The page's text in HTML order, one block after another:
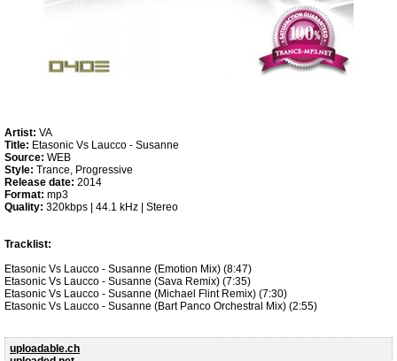
Artist: VA
Title: Etasonic Vs Laucco - Susanne
Source: WEB
Style: Trance, Progressive
Release date: 2014
Format: mp3
Quality: 320kbps | 44.1 kHz | Stereo
Tracklist:
Etasonic Vs Laucco - Susanne (Emotion Mix) (8:47)
Etasonic Vs Laucco - Susanne (Sava Remix) (7:35)
Etasonic Vs Laucco - Susanne (Michael Flint Remix) (7:30)
Etasonic Vs Laucco - Susanne (Bart Panco Orchestral Mix) (2:55)
uploadable.ch